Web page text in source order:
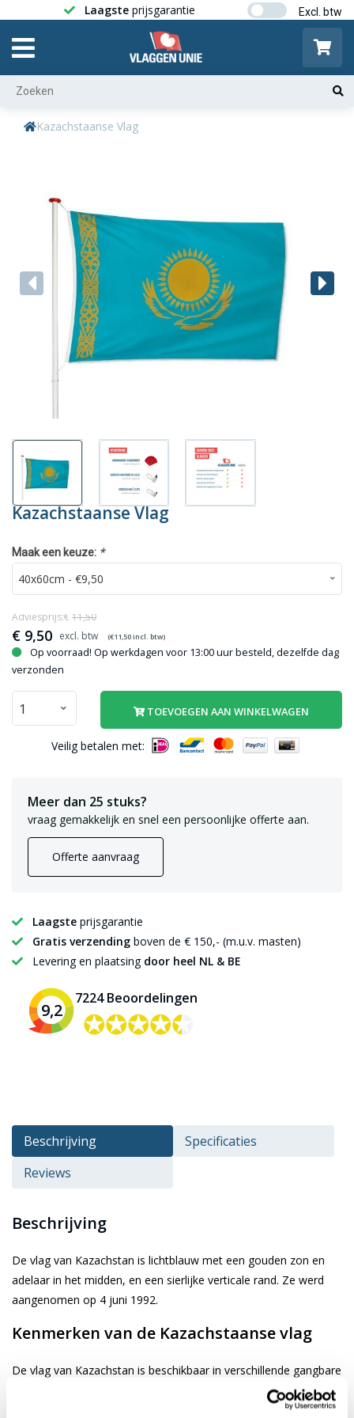
Laagste prijsgarantie Gratis
Kazachstaanse Vlag
Kazachstaanse Vlag
Maak een keuze: *
€ 9,50 (€11,50incl. btw)
Adviesprijs:€ 11,50
Op voorraad! Op werkdagen voor 13:00 uur besteld, dezelfde dag
verzonden
TOEVOEGEN AAN WINKELWAGEN
Veilig betalen met:
Meer dan 25 stuks?
vraag gemakkelijk en snel een persoonlijke offerte aan.
Offerte aanvraag
Laagste prijsgarantie
Gratis verzending boven de € 150,- (m.u.v. masten)
Levering en plaatsing door heel NL & BE
9,2
7224 Beoordelingen
✪✪✪✪✪
✪✪✪✪✪
Beschrijving
Specificaties
Reviews
Beschrijving
De vlag van Kazachstan is lichtblauw met een gouden zon en
adelaar in het midden, en een sierlijke verticale rand. Ze werd
aangenomen op 4 juni 1992.
Kenmerken van de Kazachstaanse vlag
De vlag van Kazachstan is beschikbaar in verschillende gangbare
afmetingen. Je kiest de gewenste afbeelding via de keuze optie.
De vlag is gemaakt van 3-draads geweven glanspolyester